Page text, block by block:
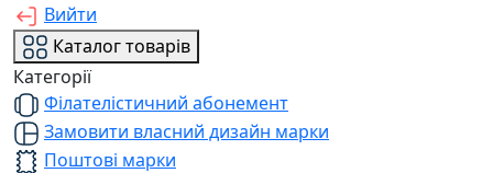
Вийти
Каталог товарів
Категорії
Філателістичний абонемент
Замовити власний дизайн марки
Поштові марки